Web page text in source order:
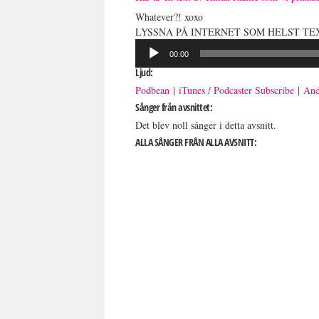
Whatever?! xoxo
LYSSNA PÅ INTERNET SOM HELST
Ljudspelare
00:00
Ljud:
Podbean |iTunes / Podcaster Subscribe |
Sånger från avsnittet:
Det blev noll sånger i detta avsnitt.
ALLA SÅNGER FRÅN ALLA AVSNITT: